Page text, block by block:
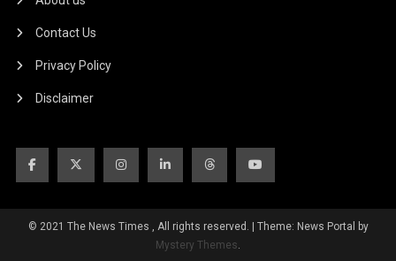
Contact Us
Privacy Policy
Disclaimer
© 2021 The News Times , All rights reserved.
Theme: News Portal by
Mystery Themes.